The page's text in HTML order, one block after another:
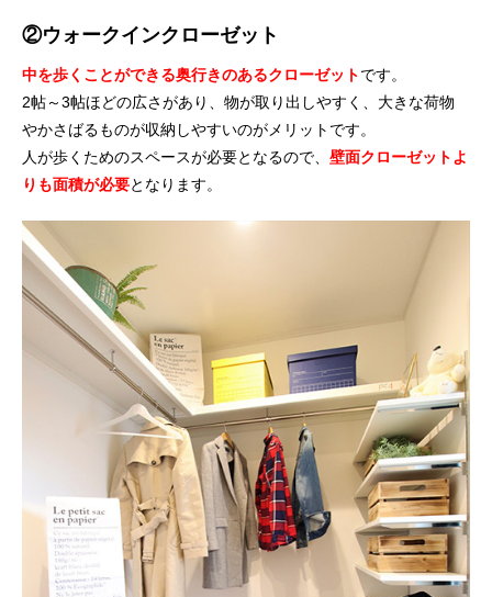
②ウォークインクローゼット
中を歩くことができる奥行きのあるクローゼットです。
2帖～3帖ほどの広さがあり、物が取り出しやすく、大きな荷物
やかさばるものが収納しやすいのがメリットです。
人が歩くためのスペースが必要となるので、壁面クローゼットよ
りも面積が必要となります。